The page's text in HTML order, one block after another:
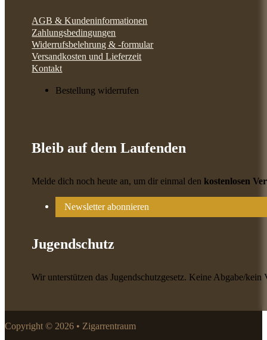
AGB & Kundeninformationen
Zahlungsbedingungen
Widerrufsbelehrung & -formular
Versandkosten und Lieferzeit
Kontakt
Bestellung widerrufen
Bleib auf dem Laufenden
Melde dich noch heute an, um dir einmal denkostenlosen
Newsletter abonnieren
Jugendschutz
Wir unterstützen das Jugendschutzgesetz. Keine Abgabe/
Copyright © 2026 • Zigarrentraum